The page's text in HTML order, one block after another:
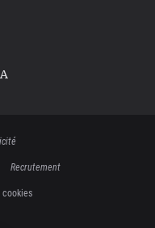
Recrutement
cookies